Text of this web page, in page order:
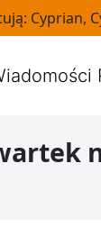
Cyprian,